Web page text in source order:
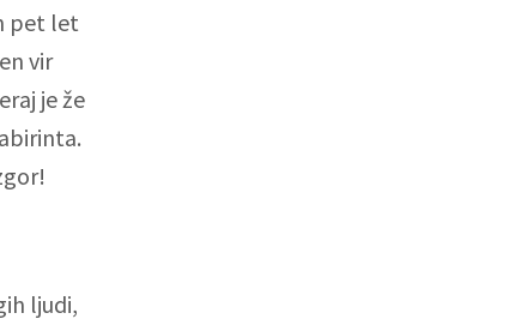
pet let
vir
je že
ljudi,